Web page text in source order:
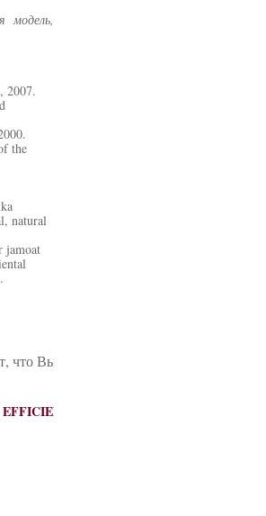
модель,
2007.
the
natural
jamoat
Вы можете свободно цитировать
EVALUATION AUTOMOBILE